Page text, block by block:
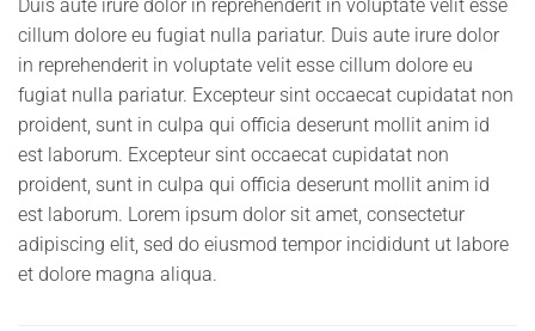
Duis aute irure dolor in reprehenderit in voluptate velit esse
cillum dolore eu fugiat nulla pariatur. Duis aute irure dolor
in reprehenderit in voluptate velit esse cillum dolore eu
fugiat nulla pariatur. Excepteur sint occaecat cupidatat non
proident, sunt in culpa qui officia deserunt mollit anim id
est laborum. Excepteur sint occaecat cupidatat non
proident, sunt in culpa qui officia deserunt mollit anim id
est laborum. Lorem ipsum dolor sit amet, consectetur
adipiscing elit, sed do eiusmod tempor incididunt ut labore
et dolore magna aliqua.